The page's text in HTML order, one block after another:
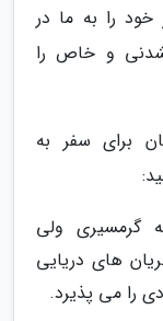
را به ما در
و خاص را
برای سفر به
گرمسیری ولی
های دریایی
را می پذیرد.